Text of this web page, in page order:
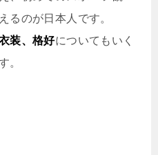
るのが日本人です。
装、格好についてもいく
。